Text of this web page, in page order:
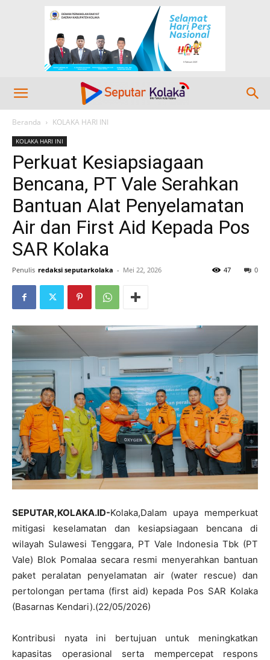
Beranda KOLAKA HARI INI
KOLAKA HARI INI
Perkuat Kesiapsiagaan
Bencana, PT Vale Serahkan
Bantuan Alat Penyelamatan
Air dan First Aid Kepada Pos
SAR Kolaka
Penulis redaksi seputarkolaka - Mei 22, 2026 0
47
SEPUTAR,KOLAKA.ID-Kolaka,Dalam upaya memperkuat
mitigasi keselamatan dan kesiapsiagaan bencana di
wilayah Sulawesi Tenggara, PT Vale Indonesia Tbk (PT
Vale) Blok Pomalaa secara resmi menyerahkan bantuan
paket peralatan penyelamatan air (water rescue) dan
pertolongan pertama (first aid) kepada Pos SAR Kolaka
(Basarnas Kendari).(22/05/2026)
Kontribusi nyata ini bertujuan untuk meningkatkan
kapasitas operasional serta mempercepat respons